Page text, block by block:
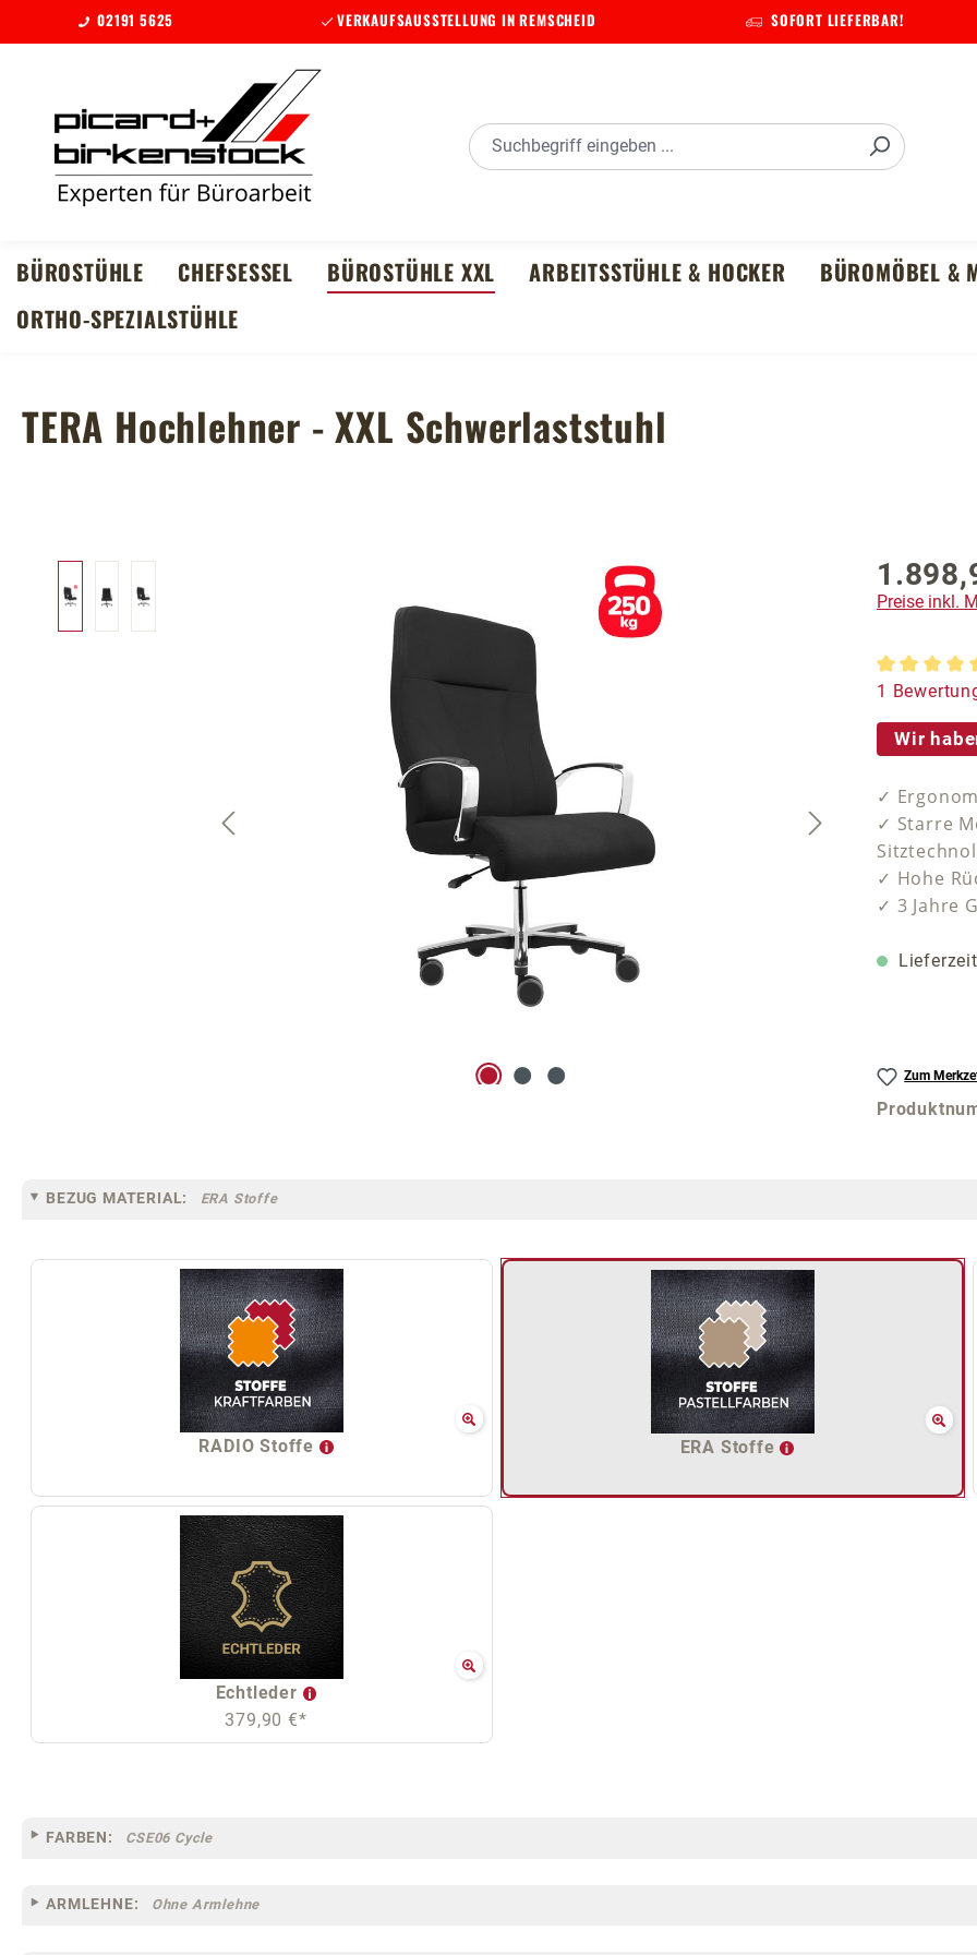
Hauptinhalt springen
Zur Suche springen
Zur Hauptnavigation springen
02191 5625 VERKAUFSAUSSTELLUNG IN REMSCHEID SOFORT LIEFERBAR!
BÜROSTÜHLE CHEFSESSEL BÜROSTÜHLE XXL ARBEITSSTÜHLE & HOCKER BÜROMÖBEL &
ORTHO-SPEZIALSTÜHLE
TERA Hochlehner - XXL Schwerlaststuhl
Preise inkl.
1
Wir
✓
✓ Starre
✓ Hohe
✓ 3 Jahre
Zum
BEZUG MATERIAL: ERA Stoffe
RADIO Stoffe ERA Stoffe
Echtleder
379,90 €*
FARBEN: CSE06 Cycle
ARMLEHNE: Ohne Armlehne